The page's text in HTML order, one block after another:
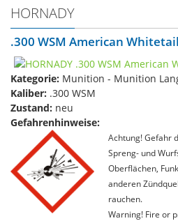
HORNADY
.300 WSM American
Kategorie: Munition - Munition
Kaliber: .300 WSM
Zustand: neu
Gefahrenhinweise:
Achtung! Gefahr
Spreng- und
Oberflächen,
anderen
rauchen.
Warning! Fire or